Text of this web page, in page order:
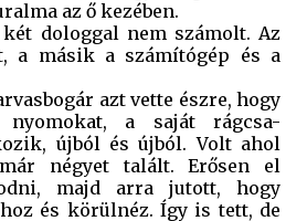
az ő kezében.
dologgal nem számolt. Az
a másik a számítógép és a
azt vette észre, hogy
a saját rágcsa-
újból és újból. Volt ahol
négyet talált. Erősen el
majd arra jutott, hogy
és körülnéz. Így is tett, de